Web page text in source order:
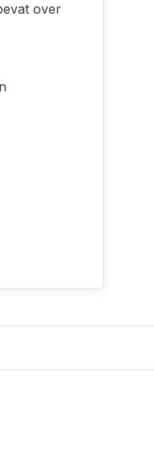
over